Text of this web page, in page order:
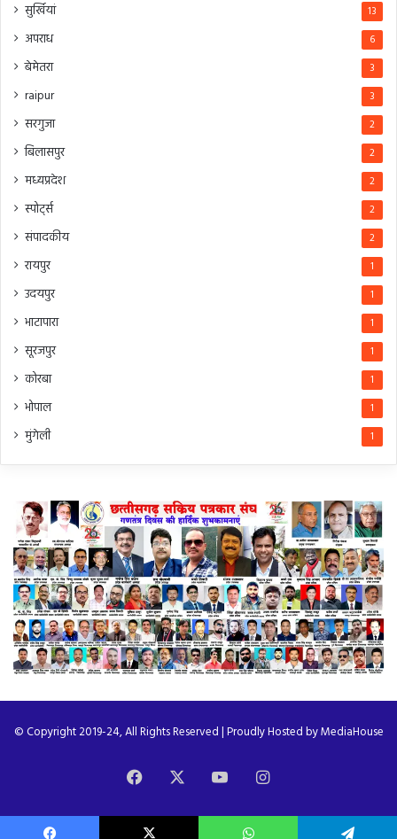
सुर्खियां 13
अपराध 6
बेमेतरा 3
raipur 3
सरगुजा 2
बिलासपुर 2
मध्यप्रदेश 2
स्पोर्ट्स 2
संपादकीय 2
रायपुर 1
उदयपुर 1
भाटापारा 1
सूरजपुर 1
कोरबा 1
भोपाल 1
मुंगेली 1
© Copyright 2019-24, All Rights Reserved | Proudly Hosted byMediaHouse
Facebook YouTubeInstagram